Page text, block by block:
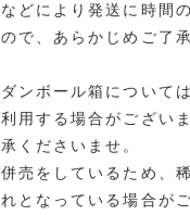
どにより発送に時間
で、あらかじめご了
ンボール箱について
用する場合がござい
くださいませ。
売をしているため、
となっている場合が